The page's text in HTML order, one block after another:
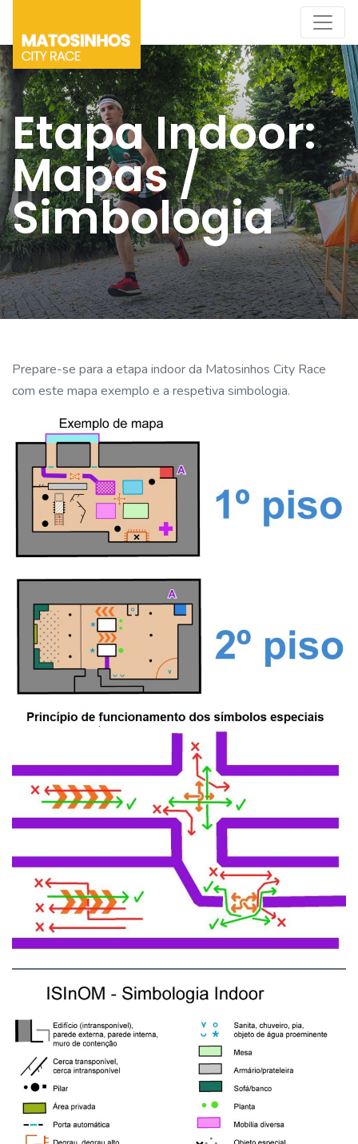
Etapa Indoor:
Mapas /
Simbologia
Prepare-se para a etapa indoor da Matosinhos City Race
com este mapa exemplo e a respetiva simbologia.